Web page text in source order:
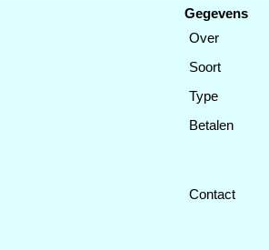
Gegevens
Over
Soort
Type
Betalen
Contact